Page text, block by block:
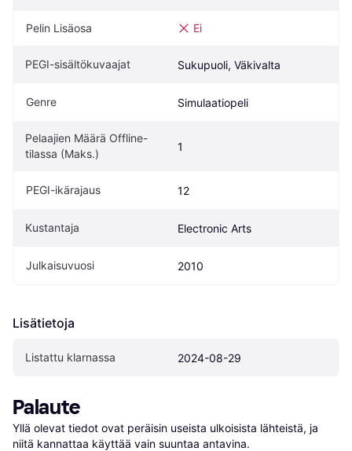
Pelin Lisäosa Ei
PEGI-sisältökuvaajat Sukupuoli, Väkivalta
Genre Simulaatiopeli
Pelaajien Määrä Offline-
tilassa (Maks.)
1
PEGI-ikärajaus 12
Kustantaja Electronic Arts
Julkaisuvuosi 2010
Lisätietoja
Listattu klarnassa 2024-08-29
Palaute
Yllä olevat tiedot ovat peräisin useista ulkoisista lähteistä, ja
niitä kannattaa käyttää vain suuntaa antavina.